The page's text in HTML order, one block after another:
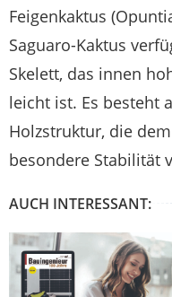
Feigenkaktus
Saguaro-Kaktus
Skelett, das innen
leicht ist. Es besteht
Holzstruktur, die
besondere Stabilität
AUCH INTERESSANT: